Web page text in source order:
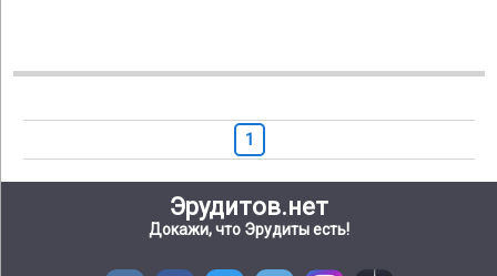
1
Эрудитов.нет
Докажи, что Эрудиты есть!